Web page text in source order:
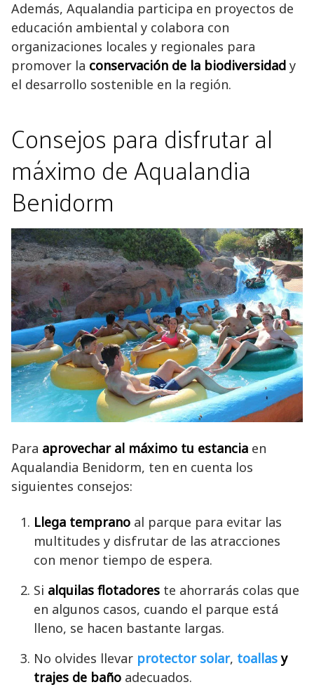
Además, Aqualandia participa en proyectos de
educación ambiental y colabora con
organizaciones locales y regionales para
promover la conservación de la biodiversidad y
el desarrollo sostenible en la región.
Consejos para disfrutar al
máximo de Aqualandia
Benidorm
Para aprovechar al máximo tu estancia en
Aqualandia Benidorm, ten en cuenta los
siguientes consejos:
Llega temprano al parque para evitar las
multitudes y disfrutar de las atracciones
con menor tiempo de espera.
Si alquilas flotadores te ahorrarás colas que
en algunos casos, cuando el parque está
lleno, se hacen bastante largas.
No olvides llevar protector solar, toallasy
trajes de baño adecuados.